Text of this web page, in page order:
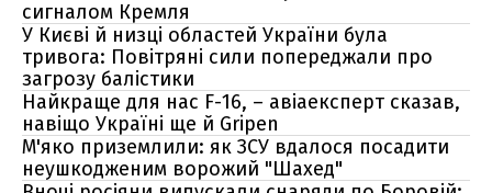
сигналом Кремля
У Києві й низці областей України була
тривога: Повітряні сили попереджали про
загрозу балістики
Найкраще для нас F-16, – авіаексперт сказав,
навіщо Україні ще й Gripen
М'яко приземлили: як ЗСУ вдалося посадити
неушкодженим ворожий "Шахед"